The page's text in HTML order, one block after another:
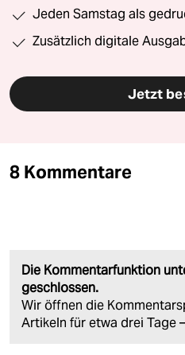
Jeden Samstag als
Zusätzlich digitale
Jetzt
8 Kommentare
Die Kommentarfunktion
geschlossen.
Wir öffnen die
Artikeln für etwa drei Tage –